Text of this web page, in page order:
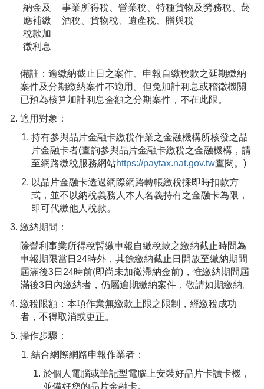
納金及
應補繳
稅款加
徵利息
事業所得稅、營業稅、特種貨物及勞務稅、菸
酒稅、貨物稅、遺產稅、贈與稅
備註：逾繳納截止日之案件、申報自繳稅款之延期繳納
案件及分期繳納案件不適用。但免加計利息或稽徵機關
已預為核算加計利息金額之分期案件，不在此限。
適用對象：
持有參與晶片金融卡繳稅作業之金融機構所核發之晶
片金融卡者(查詢參與晶片金融卡繳稅之金融機構，請
至網路繳稅服務網站https://paytax.nat.gov.tw查閱。)
以晶片金融卡透過網際網路轉帳繳稅採即時扣款方
式，並不以納稅義務人本人名義持有之金融卡為限，
即可代繳他人稅款。
繳納期間：
除營利事業所得稅暫繳申報自繳稅款之繳納截止時間為
申報期限當日24時外，其餘繳納截止日開放至繳納期間
屆滿後3日24時前(即尚未加徵滯納金前)，惟繳納期間屆
滿後3日內繳納者，仍屬逾期繳納案件，敬請如期繳納。
繳稅限額：本項作業無繳款上限之限制，經繳稅成功
者，不得取消或更正。
操作步驟：
結合網際網路申報作業者：
於個人電腦或筆記型電腦上安裝好晶片卡讀卡機，
並備好您的晶片金融卡。